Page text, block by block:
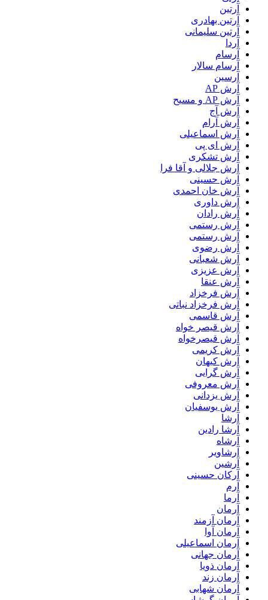
آرتین
آرتین بهادری
آرتین سلیمانی
آردا
آرسام
آرسام سالار
آرسین
آرش AP
آرش AP و مسیح
آرش آج
آرش آرام
آرش اسماعیلی
آرش ای پی
آرش تشکری
آرش جلالی و آقا فرا
آرش حسینی
آرش خان احمدی
آرش داوری
آرش رادان
آرش رستمى
آرش رستمی
آرش رضوی
آرش شعبانی
آرش عزیزی
آرش عنقا
آرش فرخزاد
آرش فرخزاد نباتی
آرش قاسمی
آرش قیصر خواه
آرش قیصرخواه
آرش کریمی
آرش کیهان
آرش گرایی
آرش معروفی
آرش یزدانی
آرش یوسفیان
آرشا
آرشا رادین
آرشاه
آرشاویر
آرشین
آرکان حسینی
آرم
آرما
آرمان
آرمان آزمند
آرمان آوا
آرمان اسماعیلی
آرمان جهانی
آرمان ذویا
آرمان زند
آرمان شهابی